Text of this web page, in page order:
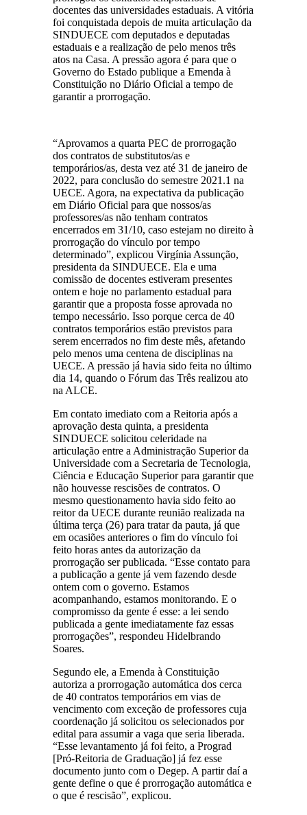
docentes das universidades estaduais. A vitória
foi conquistada depois de muita articulação da
SINDUECE com deputados e deputadas
estaduais e a realização de pelo menos três
atos na Casa. A pressão agora é para que o
Governo do Estado publique a Emenda à
Constituição no Diário Oficial a tempo de
garantir a prorrogação.
“Aprovamos a quarta PEC de prorrogação
dos contratos de substitutos/as e
temporários/as, desta vez até 31 de janeiro de
2022, para conclusão do semestre 2021.1 na
UECE. Agora, na expectativa da publicação
em Diário Oficial para que nossos/as
professores/as não tenham contratos
encerrados em 31/10, caso estejam no direito à
prorrogação do vínculo por tempo
determinado”, explicou Virgínia Assunção,
presidenta da SINDUECE. Ela e uma
comissão de docentes estiveram presentes
ontem e hoje no parlamento estadual para
garantir que a proposta fosse aprovada no
tempo necessário. Isso porque cerca de 40
contratos temporários estão previstos para
serem encerrados no fim deste mês, afetando
pelo menos uma centena de disciplinas na
UECE. A pressão já havia sido feita no último
dia 14, quando o Fórum das Três realizou ato
na ALCE.
Em contato imediato com a Reitoria após a
aprovação desta quinta, a presidenta
SINDUECE solicitou celeridade na
articulação entre a Administração Superior da
Universidade com a Secretaria de Tecnologia,
Ciência e Educação Superior para garantir que
não houvesse rescisões de contratos. O
mesmo questionamento havia sido feito ao
reitor da UECE durante reunião realizada na
última terça (26) para tratar da pauta, já que
em ocasiões anteriores o fim do vínculo foi
feito horas antes da autorização da
prorrogação ser publicada. “Esse contato para
a publicação a gente já vem fazendo desde
ontem com o governo. Estamos
acompanhando, estamos monitorando. E o
compromisso da gente é esse: a lei sendo
publicada a gente imediatamente faz essas
prorrogações”, respondeu Hidelbrando
Soares.
Segundo ele, a Emenda à Constituição
autoriza a prorrogação automática dos cerca
de 40 contratos temporários em vias de
vencimento com exceção de professores cuja
coordenação já solicitou os selecionados por
edital para assumir a vaga que seria liberada.
“Esse levantamento já foi feito, a Prograd
[Pró-Reitoria de Graduação] já fez esse
documento junto com o Degep. A partir daí a
gente define o que é prorrogação automática e
o que é rescisão”, explicou.